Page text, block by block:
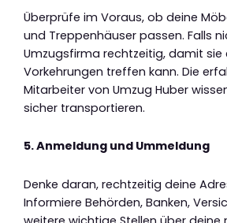
Überprüfe im Voraus, ob deine
und Treppenhäuser passen. Falls
Umzugsfirma rechtzeitig, damit
Vorkehrungen treffen kann. Die
Mitarbeiter von Umzug Huber
sicher transportieren.
5. Anmeldung und Ummeldung
Denke daran, rechtzeitig deine
Informiere Behörden, Banken,